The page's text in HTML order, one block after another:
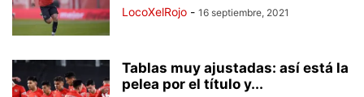
LocoXelRojo - 16 septiembre, 2021
Tablas muy ajustadas: así está la
pelea por el título y...